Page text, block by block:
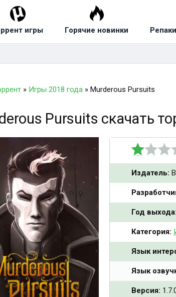
игры Горячие новинки
» Игры 2018 года » Murderous Pursuits
Pursuits скачать
Издатель:
Год выхода:
Категория:
Язык
Язык
Версия: